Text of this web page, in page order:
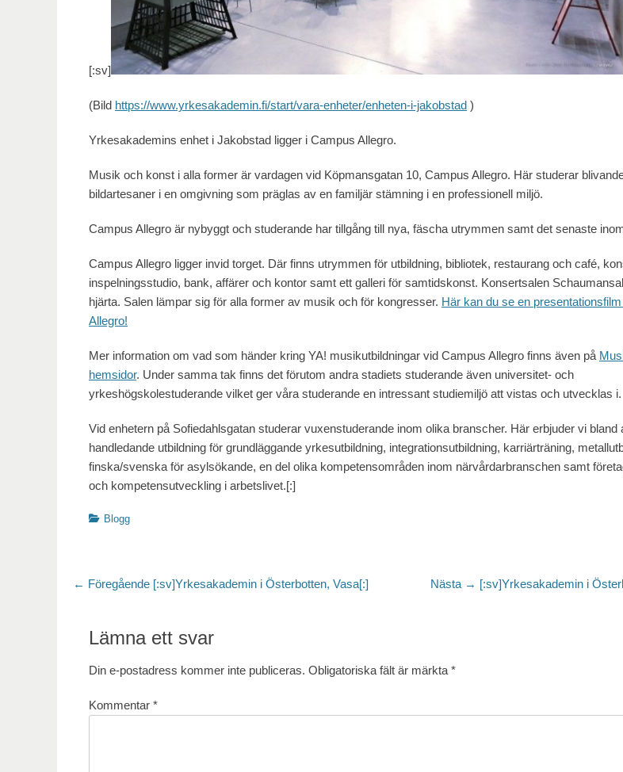
[:sv]
(Bild https://www.yrkesakademin.fi/start/vara-enheter/enheten-i-jakobstad )
Yrkesakademins enhet i Jakobstad ligger i Campus Allegro.
Musik och konst i alla former är vardagen vid Köpmansgatan 10, Campus Allegro. Här studerar
bildartesaner i en omgivning som präglas av en familjär stämning i en professionell miljö.
Campus Allegro är nybyggt och studerande har tillgång till nya, fäscha utrymmen samt det senaste
Campus Allegro ligger invid torget. Där finns utrymmen för utbildning, bibliotek, restaurang och café,
inspelningsstudio, bank, affärer och kontor samt ett galleri för samtidskonst. Konsertsalen
hjärta. Salen lämpar sig för alla former av musik och för kongresser. Här kan du se en
Allegro!
Mer information om vad som händer kring YA! musikutbildningar vid Campus Allegro finns även på
hemsidor. Under samma tak finns det förutom andra stadiets studerande även universitet- och
yrkeshögskolestuderande vilket ger våra studerande en intressant studiemiljö att vistas och utvecklas i.
Vid enhetern på Sofiedahlsgatan studerar vuxenstuderande inom olika branscher. Här erbjuder vi bland
handledande utbildning för grundläggande yrkesutbildning, integrationsutbildning, karriärträning,
finska/svenska för asylsökande, en del olika kompetensområden inom närvårdarbranschen samt
och kompetensutveckling i arbetslivet.[:]
Kategorier
Blogg
Inläggsnavigering
← Föregående Föregående
[:sv]Yrkesakademin i Österbotten, Vasa[:] Nästa → Nästa
[:sv]Yrkesakademin i
Lämna ett svar
Din e-postadress kommer inte publiceras. Obligatoriska fält är märkta *
Kommentar *